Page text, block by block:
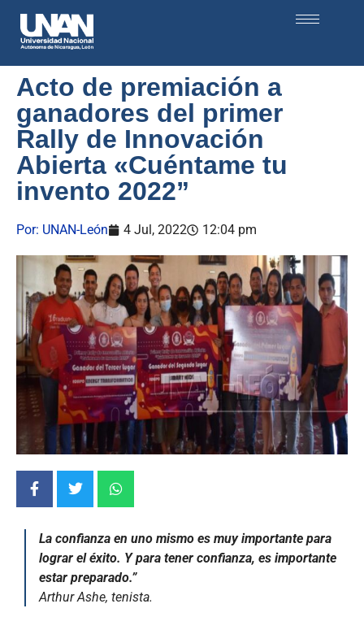
Acto de premiación a
ganadores del primer
Rally de Innovación
Abierta «Cuéntame tu
invento 2022”
Por: UNAN-León 4 Jul, 2022 12:04 pm
La confianza en uno mismo es muy importante para
lograr el éxito. Y para tener confianza, es importante
estar preparado.”
Arthur Ashe, tenista.